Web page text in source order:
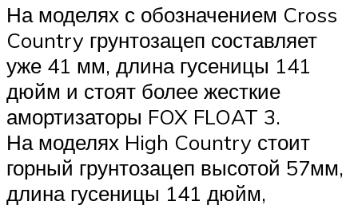
На моделях с обозначением Cross
Country грунтозацеп составляет
уже 41 мм, длина гусеницы 141
дюйм и стоят более жесткие
амортизаторы FOX FLOAT 3.
На моделях High Country стоит
горный грунтозацеп высотой 57мм,
длина гусеницы 141 дюйм,